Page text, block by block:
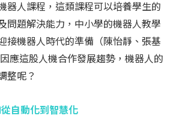
器人課程，這類課程可以培養學生的
問題解決能力，中小學的機器人教學
接機器人時代的準備（陳怡靜、張基
應這股人機合作發展趨勢，機器人的
整呢？
自動化到智慧化